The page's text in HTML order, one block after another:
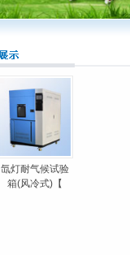
氙灯耐气候试验
箱(风冷式)【